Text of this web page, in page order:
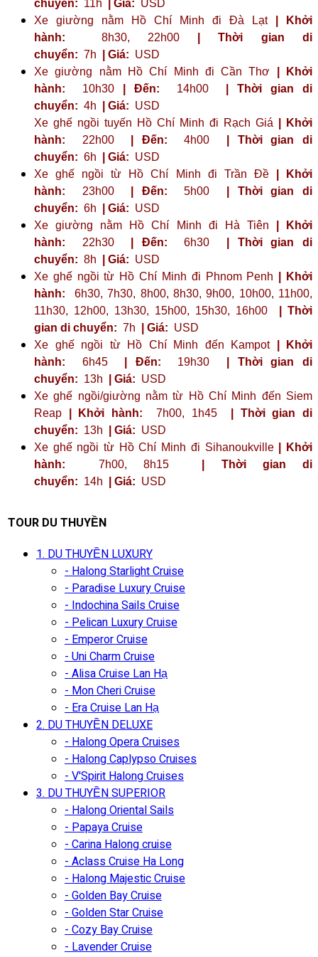
chuyển: 11h | Giá: USD
Xe giường nằm Hồ Chí Minh đi Đà Lạt
| Khởi
hành: 8h30, 22h00
| Thời gian di
chuyển: 7h | Giá: USD
Xe giường nằm Hồ Chí Minh đi Cần Thơ
| Khởi
hành: 10h30 | Đến: 14h00
| Thời gian di
chuyển: 4h | Giá: USD
Xe ghế ngồi tuyến Hồ Chí Minh đi Rạch Giá
| Khởi
hành: 22h00 | Đến: 4h00
| Thời gian di
chuyển: 6h | Giá: USD
Xe ghế ngồi từ Hồ Chí Minh đi Trần Đề
| Khởi
hành: 23h00 | Đến: 5h00
| Thời gian di
chuyển: 6h | Giá: USD
Xe giường nằm Hồ Chí Minh đi Hà Tiên
| Khởi
hành: 22h30 | Đến: 6h30
| Thời gian di
chuyển: 8h | Giá: USD
Xe ghế ngồi từ Hồ Chí Minh đi Phnom Penh
| Khởi
hành: 6h30, 7h30, 8h00, 8h30, 9h00, 10h00, 11h00,
11h30, 12h00, 13h30, 15h00, 15h30, 16h00
| Thời
gian di chuyển: 7h | Giá: USD
Xe ghế ngồi từ Hồ Chí Minh đến Kampot
| Khởi
hành: 6h45 | Đến: 19h30
| Thời gian di
chuyển: 13h | Giá: USD
Xe ghế ngồi/giường nằm từ Hồ Chí Minh đến Siem
Reap
| Khởi hành: 7h00, 1h45
| Thời gian di
chuyển: 13h | Giá: USD
Xe ghế ngồi từ Hồ Chí Minh đi Sihanoukville
| Khởi
hành: 7h00, 8h15
| Thời gian di
chuyển: 14h | Giá: USD
TOUR DU THUYỀN
1. DU THUYỀN LUXURY
- Halong Starlight Cruise
- Paradise Luxury Cruise
- Indochina Sails Cruise
- Pelican Luxury Cruise
- Emperor Cruise
- Uni Charm Cruise
- Alisa Cruise Lan Hạ
- Mon Cheri Cruise
- Era Cruise Lan Hạ
2. DU THUYỀN DELUXE
- Halong Opera Cruises
- Halong Caplypso Cruises
- V'Spirit Halong Cruises
3. DU THUYỀN SUPERIOR
- Halong Oriental Sails
- Papaya Cruise
- Carina Halong cruise
- Aclass Cruise Ha Long
- Halong Majestic Cruise
- Golden Bay Cruise
- Golden Star Cruise
- Cozy Bay Cruise
- Lavender Cruise